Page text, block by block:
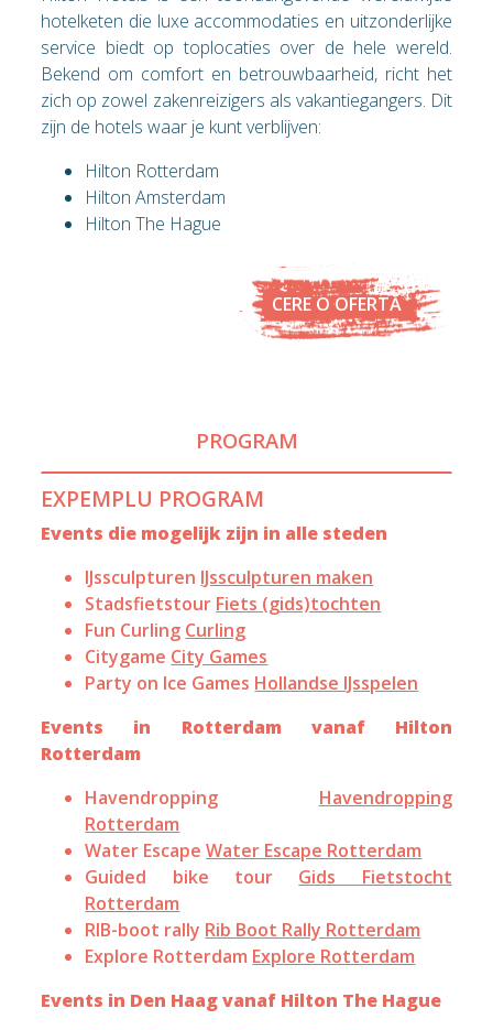
hotelketen die luxe accommodaties en uitzonderlijke
service biedt op toplocaties over de hele wereld.
Bekend om comfort en betrouwbaarheid, richt het
zich op zowel zakenreizigers als vakantiegangers. Dit
zijn de hotels waar je kunt verblijven:
Hilton Rotterdam
Hilton Amsterdam
Hilton The Hague
CERE O OFERTĂ
PROGRAM
EXPEMPLU PROGRAM
Events die mogelijk zijn in alle steden
IJssculpturen IJssculpturen maken
Stadsfietstour Fiets (gids)tochten
Fun Curling Curling
Citygame City Games
Party on Ice Games Hollandse IJsspelen
Events in Rotterdam vanaf Hilton
Rotterdam
Havendropping Havendropping
Rotterdam
Water EscapeWater Escape Rotterdam
Guided bike tour Gids Fietstocht
Rotterdam
RIB-boot rally Rib Boot Rally Rotterdam
Explore Rotterdam Explore Rotterdam
Events in Den Haag vanaf Hilton The Hague